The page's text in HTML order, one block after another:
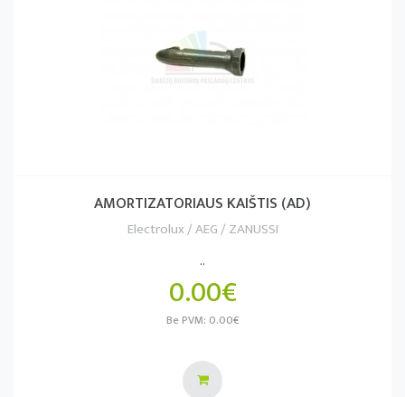
AMORTIZATORIAUS KAIŠTIS (AD)
Electrolux / AEG / ZANUSSI
..
0.00€
Be PVM: 0.00€